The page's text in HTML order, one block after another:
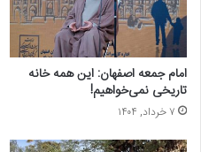
امام جمعه اصفهان: این همه خانه
تاریخی نمی‌خواهیم!
۷ خرداد, ۱۴۰۴